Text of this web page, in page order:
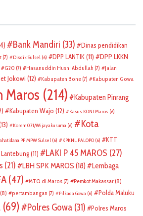
Bank Mandiri (33)
Dinas pendidikan
(7) Disdik Sulsel (6) DPP LANTIK(11)
DPP LKKN
G20 (7) Hasanuddin Husni Abdullah (7)
Jalan
Jokowi (12) Kabupaten Bone (7) Kabupaten Gowa
Maros (214)
Kabupaten Pinrang
Kabupaten Wajo (12) Kasus KONI Maros (6)
Korem 071/Wijayakusuma (6)
Kota
PP MPW Sulsel (6) KPKNL PALOPO (6)
KTT
(11) LAKI P 45 MAROS (27)
(21) LBH SPK MAROS (18)
Lembaga
(47) MTQ di Maros (7) Pemkot Makassar (8)
(8) pertambangan (7) Pilkada Gowa (6)
Polda Maluku
(69) Polres Gowa (31)
Polres Maros